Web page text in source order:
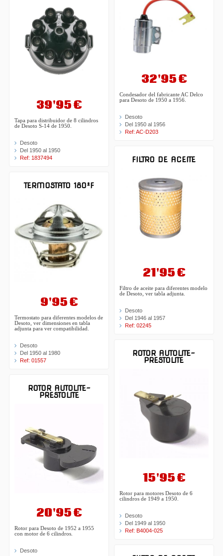
39'95 €
Tapa para distribuidor de 8 cilindros
de Desoto S-14 de 1950.
Desoto
Del 1950 al 1950
Ref: 1837494
TERMOSTATO 180ºF
9'95 €
Termostato para diferentes modelos de
Desoto, ver dimensiones en tabla
adjunta para ver compatibilidad.
Desoto
Del 1950 al 1980
Ref: 01557
ROTOR AUTOLITE-
PRESTOLITE
20'95 €
Rotor para Desoto de 1952 a 1955
con motor de 6 cilindros.
Desoto
32'95 €
Condesador del fabricante AC Delco
para Desoto de 1950 a 1956.
Desoto
Del 1950 al 1956
Ref: AC-D203
FILTRO DE ACEITE
21'95 €
Filtro de aceite para diferentes modelo
de Desoto, ver tabla adjunta.
Desoto
Del 1946 al 1957
Ref: 02245
ROTOR AUTOLITE-
PRESTOLITE
15'95 €
Rotor para motores Desoto de 6
cilindros de 1949 a 1950.
Desoto
Del 1949 al 1950
Ref: B4004-025